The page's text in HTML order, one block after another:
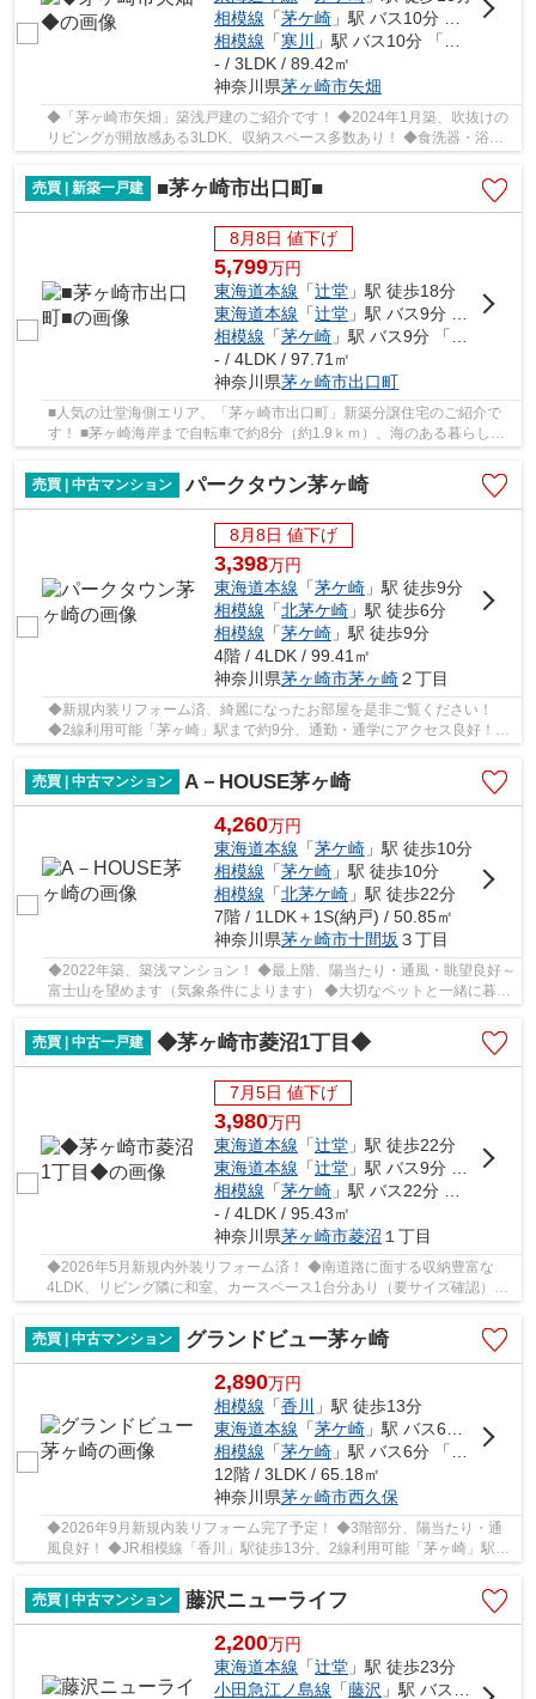
相模線 「茅ケ崎」駅 バス10分 「円蔵」 停歩4分
相模線 「寒川 」駅 バス10分 「円蔵」 停歩5分
- / 3LDK / 89.42㎡
神奈川県茅ヶ崎市矢畑
◆「茅ヶ崎市矢畑」築浅戸建のご紹介です！ ◆2024年1月築、吹抜けの
リビングが開放感ある3LDK、収納スペース多数あり！ ◆食洗器・浴室
乾燥機等、充実の設備・仕様で快適生活！ ◆2線利用...
売買 | 新築一戸建
■茅ヶ崎市出口町■
8月8日 値下げ
5,799万円
東海道本線 「辻堂 」駅 徒歩18分
東海道本線 「辻堂 」駅 バス9分 「美住町」 停歩5分
相模線 「茅ケ崎 」駅 バス9分 「美住町」 停歩5分
- / 4LDK / 97.71㎡
神奈川県茅ヶ崎市出口町
■人気の辻堂海側エリア、「茅ヶ崎市出口町」新築分譲住宅のご紹介で
す！ ■茅ヶ崎海岸まで自転車で約8分（約1.9ｋｍ）、海のある暮らしを
売買 | 中古マンション
パークタウン茅ヶ崎
8月8日 値下げ
3,398万円
東海道本線 「茅ケ崎 」駅 徒歩9分
相模線 「北茅ケ崎 」駅 徒歩6分
相模線 「茅ケ崎 」駅 徒歩9分
4階 / 4LDK / 99.41㎡
神奈川県茅ヶ崎市茅ヶ崎２丁目
◆新規内装リフォーム済、綺麗になったお部屋を是非ご覧ください！
◆2線利用可能「茅ヶ崎」駅まで約9分、通勤・通学にアクセス良好！
売買 | 中古マンション
A－HOUSE茅ヶ崎
4,260万円
東海道本線 「茅ケ崎 」駅 徒歩10分
相模線 「茅ケ崎 」駅 徒歩10分
相模線 「北茅ケ崎 」駅 徒歩22分
7階 / 1LDK＋1S(納戸) / 50.85㎡
神奈川県茅ヶ崎市十間坂 ３丁目
◆2022年築、築浅マンション！ ◆最上階、陽当たり・通風・眺望良好～
富士山を望めます（気象条件によります） ◆大切なペットと一緒に暮ら
売買 | 中古一戸建
◆茅ヶ崎市菱沼1丁目◆
7月5日 値下げ
3,980万円
東海道本線 「辻堂」駅 徒歩22分
東海道本線 「辻堂」駅 バス9分 「菱沼団地入口」 停歩5分
相模線 「茅ケ崎」駅 バス22分 「菱沼団地入口」 停歩4分
- / 4LDK / 95.43㎡
神奈川県茅ヶ崎市菱沼 １丁目
◆2026年5月新規内外装リフォーム済！ ◆南道路に面する収納豊富な
4LDK、リビング隣に和室、カースペース1台分あり（要サイズ確認）
◆JR東海道線「辻堂」駅平坦徒歩22分、自転車で約6分...
売買 | 中古マンション
グランドビュー茅ヶ崎
2,890万円
相模線 「香川
」駅 徒歩13分
東海道本線 「茅ケ崎」駅 バス6分 「西久保」 停歩6分
相模線 「茅ケ崎」駅 バス6分 「西久保」 停歩6分
12階 / 3LDK / 65.18㎡
神奈川県茅ヶ崎市西久保
◆2026年9月新規内装リフォーム完了予定！ ◆3階部分、陽当たり・通
風良好！ ◆JR相模線「香川」駅徒歩13分、2線利用可能「茅ヶ崎」駅ま
で自転車で約11分（約2.7ｋｍ）、通勤・通学にアク...
売買 | 中古マンション
藤沢ニューライフ
2,200万円
東海道本線 「辻堂 」駅 徒歩23分
小田急江ノ島線 「藤沢 」駅 バス19分 「浜見山」 停歩10分